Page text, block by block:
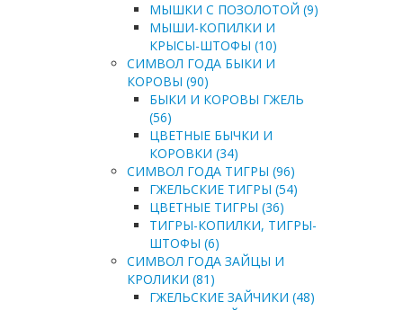
МЫШКИ С ПОЗОЛОТОЙ (9)
МЫШИ-КОПИЛКИ И
КРЫСЫ-ШТОФЫ (10)
СИМВОЛ ГОДА БЫКИ И
КОРОВЫ (90)
БЫКИ И КОРОВЫ ГЖЕЛЬ
(56)
ЦВЕТНЫЕ БЫЧКИ И
КОРОВКИ (34)
СИМВОЛ ГОДА ТИГРЫ (96)
ГЖЕЛЬСКИЕ ТИГРЫ (54)
ЦВЕТНЫЕ ТИГРЫ (36)
ТИГРЫ-КОПИЛКИ, ТИГРЫ-
ШТОФЫ (6)
СИМВОЛ ГОДА ЗАЙЦЫ И
КРОЛИКИ (81)
ГЖЕЛЬСКИЕ ЗАЙЧИКИ (48)